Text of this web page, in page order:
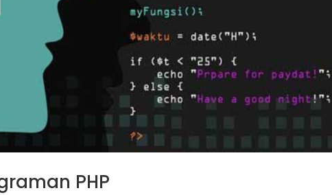
PHP